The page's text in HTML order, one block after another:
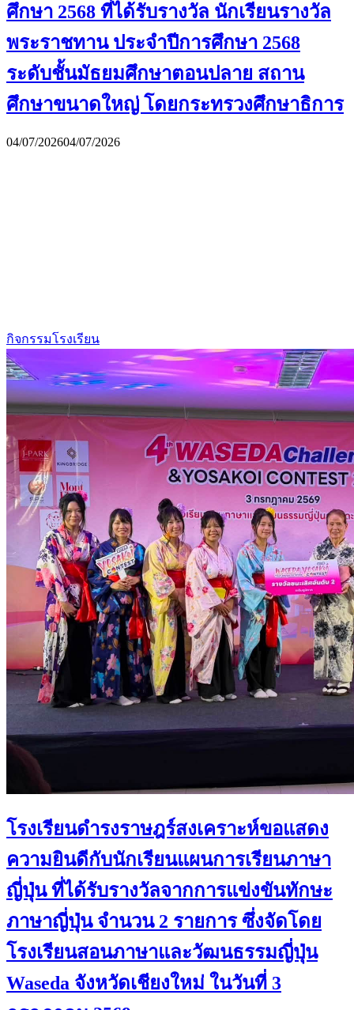
ศึกษา 2568 ที่ได้รับรางวัล นักเรียนรางวัล
พระราชทาน ประจำปีการศึกษา 2568
ระดับชั้นมัธยมศึกษาตอนปลาย สถาน
ศึกษาขนาดใหญ่ โดยกระทรวงศึกษาธิการ
04/07/202604/07/2026
กิจกรรมโรงเรียน
โรงเรียนดำรงราษฎร์สงเคราะห์ขอแสดง
ความยินดีกับนักเรียนแผนการเรียนภาษา
ญี่ปุ่น ที่ได้รับรางวัลจากการแข่งขันทักษะ
ภาษาญี่ปุ่น จำนวน 2 รายการ ซึ่งจัดโดย
โรงเรียนสอนภาษาและวัฒนธรรมญี่ปุ่น
Waseda จังหวัดเชียงใหม่ ในวันที่ 3